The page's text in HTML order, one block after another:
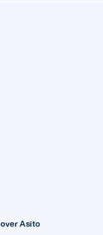
over Asito